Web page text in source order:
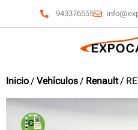
943376555
Inicio / Vehículos / Renault/